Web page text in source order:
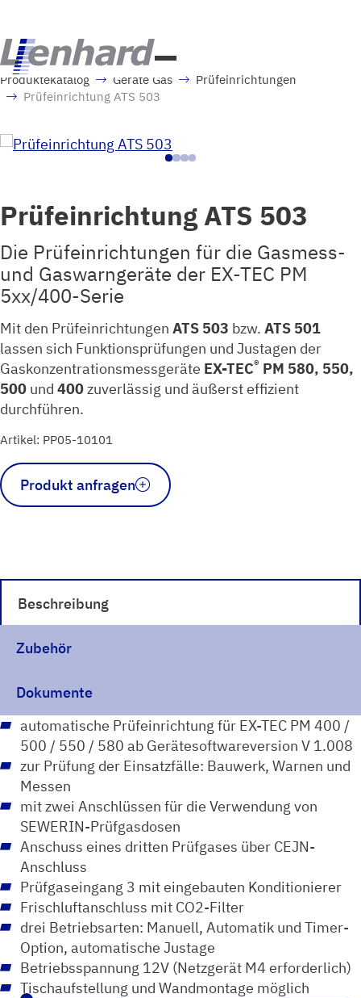
Produktekatalog Geräte Gas
Prüfeinrichtungen
Prüfeinrichtung ATS 503
Prüfeinrichtung ATS 503
Die Prüfeinrichtungen für die Gasmess-
und Gaswarngeräte der EX-TEC PM
5xx/400-Serie
Mit den Prüfeinrichtungen ATS 503 bzw. ATS 501
lassen sich Funktionsprüfungen und Justagen der
Gaskonzentrationsmessgeräte EX-TEC® PM 580, 550,
500 und 400zuverlässig und äußerst effizient
durchführen.
Artikel: PP05-10101
Prüfeinrichtung
ATS
503
Produkt anfragen
Beschreibung
Zubehör
Dokumente
automatische Prüfeinrichtung für EX-TEC PM 400 /
500 / 550 / 580 ab Gerätesoftwareversion V 1.008
zur Prüfung der Einsatzfälle: Bauwerk, Warnen und
Messen
mit zwei Anschlüssen für die Verwendung von
SEWERIN-Prüfgasdosen
Anschuss eines dritten Prüfgases über CEJN-
Anschluss
Prüfgaseingang 3 mit eingebauten Konditionierer
Frischluftanschluss mit CO2-Filter
drei Betriebsarten: Manuell, Automatik und Timer-
Option, automatische Justage
Betriebsspannung 12V (Netzgerät M4 erforderlich)
Tischaufstellung und Wandmontage möglich